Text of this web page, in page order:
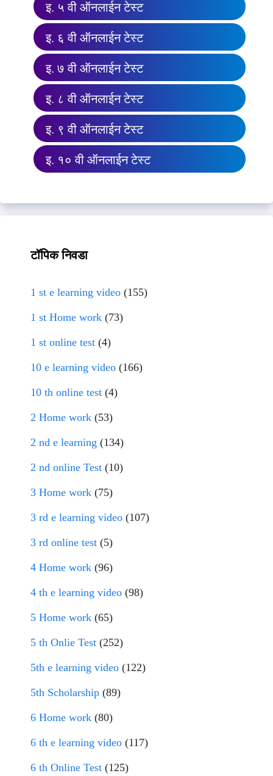
इ. ५ वी ऑनलाईन टेस्ट
इ. ६ वी ऑनलाईन टेस्ट
इ. ७ वी ऑनलाईन टेस्ट
इ. ८ वी ऑनलाईन टेस्ट
इ. ९ वी ऑनलाईन टेस्ट
इ. १० वी ऑनलाईन टेस्ट
टॉपिक निवडा
1 st e learning video (155)
1 st Home work (73)
1 st online test (4)
10 e learning video (166)
10 th online test (4)
2 Home work (53)
2 nd e learning (134)
2 nd online Test (10)
3 Home work (75)
3 rd e learning video (107)
3 rd online test (5)
4 Home work (96)
4 th e learning video (98)
5 Home work (65)
5 th Onlie Test (252)
5th e learning video (122)
5th Scholarship (89)
6 Home work (80)
6 th e learning video (117)
6 th Online Test (125)